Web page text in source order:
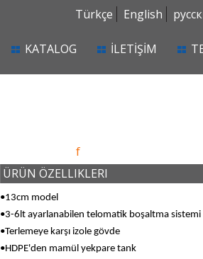
Türkçe English
KATALOG İLETİŞİM
f
ÜRÜN ÖZELLIKLERI
•13cm model
•3-6lt ayarlanabilen telomatik boşaltma sistemi
•Terlemeye karşı izole gövde
•HDPE'den mamül yekpare tank